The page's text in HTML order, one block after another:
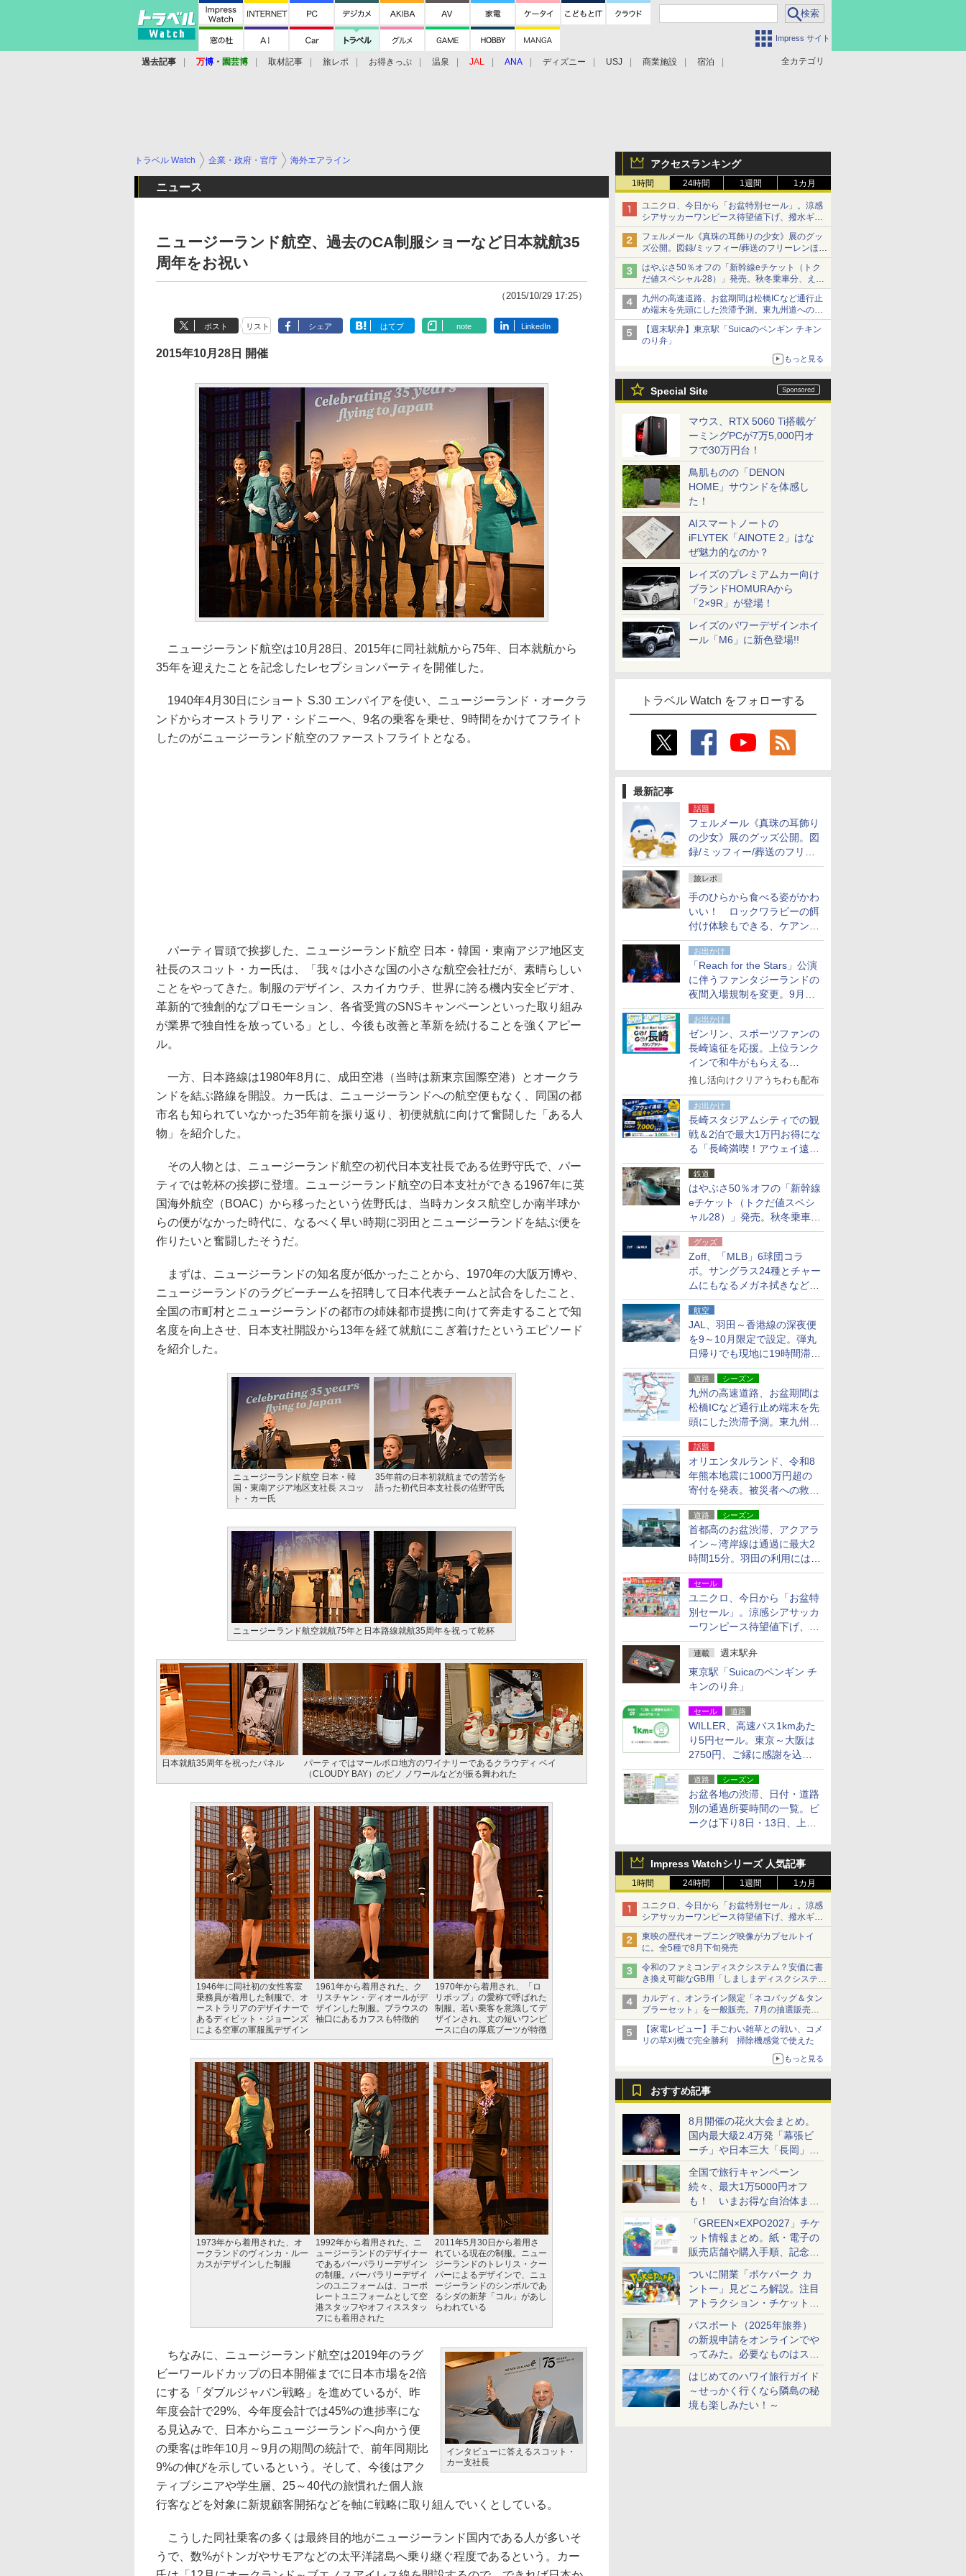
Impress サイト
全カテゴリ
過去記事 万博 ・ 園芸博 取材記事 旅レポ お得きっぷ 温泉 JAL ANA ディズニー USJ 商業施設 宿泊
アクセスランキング
1時間 24時間 1週間 1カ月
ユニクロ、今日から「お盆特別セール」。涼感
シアサッカーワンピース待望値下げ、撥水ギア
ショーツは1990円に
フェルメール《真珠の耳飾りの少女》展のグッ
ズ公開。図録/ミッフィー/葬送のフリーレンほ
か、注目ブランドコラボが実現
はやぶさ50％オフの「新幹線eチケット（トク
だ値スペシャル28）」発売。秋冬乗車分、えき
ねっと限定
九州の高速道路、お盆期間は松橋ICなど通行止
め端末を先頭にした渋滞予測。東九州道への迂
回は料金調整を実施
【週末駅弁】東京駅「Suicaのペンギン チキン
のり弁」
もっと見る
Special Site
マウス、RTX 5060 Ti搭載ゲ
ーミングPCが7万5,000円オ
フで30万円台！
鳥肌ものの「DENON
HOME」サウンドを体感し
た！
AIスマートノートの
iFLYTEK「AINOTE 2」はな
ぜ魅力的なのか？
レイズのプレミアムカー向け
ブランドHOMURAから
「2×9R」が登場！
レイズのパワーデザインホイ
ール「M6」に新色登場!!
トラベル Watch をフォローする
最新記事
話題
フェルメール《真珠の耳飾り
の少女》展のグッズ公開。図
録/ミッフィー/葬送のフリー
レンほか、注目ブランドコラ
ボが実現
旅レポ
手のひらから食べる姿がかわ
いい！ ロックワラビーの餌
付け体験もできる、ケアンズ
でアサートン高原の日本語ガ
イド付きツアーに参加してみ
た
お出かけ
「Reach for the Stars」公演
に伴うファンタジーランドの
夜間入場規制を変更。9月か
ら18時50分～20時ごろに
お出かけ
ゼンリン、スポーツファンの
長崎遠征を応援。上位ランク
インで和牛がもらえる
「GO！GO！長崎スタンプラ
推し活向けクリアうちわも配布
お出かけ
長崎スタジアムシティでの観
戦＆2泊で最大1万円お得にな
る「長崎満喫！アウェイ遠征
応援キャンペーン」
鉄道
はやぶさ50％オフの「新幹線
eチケット（トクだ値スペシ
ャル28）」発売。秋冬乗車
分、えきねっと限定
グッズ
Zoff、「MLB」6球団コラ
ボ。サングラス24種とチャー
ムにもなるメガネ拭きなど雑
貨24種
航空
JAL、羽田～香港線の深夜便
を9～10月限定で設定。弾丸
日帰りでも現地に19時間滞在
できる
道路 シーズン
九州の高速道路、お盆期間は
松橋ICなど通行止め端末を先
頭にした渋滞予測。東九州道
への迂回は料金調整を実施
話題
オリエンタルランド、令和8
年熊本地震に1000万円超の
寄付を発表。被災者への救援
活動・復旧支援
道路 シーズン
首都高のお盆渋滞、アクアラ
イン～湾岸線は通過に最大2
時間15分。羽田の利用には
「空港西出口」の利用検討を
セール
ユニクロ、今日から「お盆特
別セール」。涼感シアサッカ
ーワンピース待望値下げ、撥
水ギアショーツは1990円に
連載 週末駅弁
東京駅「Suicaのペンギン チ
キンのり弁」
セール 道路
WILLER、高速バス1kmあた
り5円セール。東京～大阪は
2750円、ご縁に感謝を込め
た20周年記念キャンペーン
道路 シーズン
お盆各地の渋滞、日付・道路
別の通過所要時間の一覧。ピ
ークは下り8日・13日、上り
Impress Watchシリーズ 人気記事
1時間 24時間 1週間 1カ月
ユニクロ、今日から「お盆特別セール」。涼感
シアサッカーワンピース待望値下げ、撥水ギア
ショーツは1990円に
東映の歴代オープニング映像がカプセルトイ
に。全5種で8月下旬発売
令和のファミコンディスクシステム？安価に書
き換え可能なGB用「しましまディスクシステ
ム」
カルディ、オンライン限定「ネコバッグ＆タン
ブラーセット」を一般販売。7月の抽選販売の
当選無効分
【家電レビュー】手ごわい雑草との戦い、コメ
リの草刈機で完全勝利 掃除機感覚で使えた
もっと見る
おすすめ記事
8月開催の花火大会まとめ。
国内最大級2.4万発「幕張ビ
ーチ」や日本三大「長岡」な
ど大型イベント目白押し！
全国で旅行キャンペーン
続々、最大1万5000円オフ
も！ いまお得な自治体まと
め
「GREEN×EXPO2027」チケ
ット情報まとめ。紙・電子の
販売店舗や購入手順、記念チ
ケットも解説
ついに開業「ポケパーク カ
ントー」見どころ解説。注目
アトラクション・チケット手
配・来場前に必要な準備は？
パスポート（2025年旅券）
の新規申請をオンラインでや
ってみた。必要なものはスマ
ホとマイナカードのみ
はじめてのハワイ旅行ガイド
～せっかく行くなら隣島の秘
境も楽しみたい！～
トラベル Watch 企業・政府・官庁 海外エアライン
ニュース
ニュージーランド航空、過去のCA制服ショーなど日本就航35
周年をお祝い
（2015/10/29 17:25）
ポスト リスト シェア はてブ note LinkedIn
2015年10月28日 開催
ニュージーランド航空は10月28日、2015年に同社就航から75年、日本就航から
35年を迎えたことを記念したレセプションパーティを開催した。
1940年4月30日にショート S.30 エンパイアを使い、ニュージーランド・オークラ
ンドからオーストラリア・シドニーへ、9名の乗客を乗せ、9時間をかけてフライト
したのがニュージーランド航空のファーストフライトとなる。
パーティ冒頭で挨拶した、ニュージーランド航空 日本・韓国・東南アジア地区支
社長のスコット・カー氏は、「我々は小さな国の小さな航空会社だが、素晴らしい
ことをやってきた。制服のデザイン、スカイカウチ、世界に誇る機内安全ビデオ、
革新的で独創的なプロモーション、各省受賞のSNSキャンペーンといった取り組み
が業界で独自性を放っている」とし、今後も改善と革新を続けることを強くアピー
ル。
一方、日本路線は1980年8月に、成田空港（当時は新東京国際空港）とオークラ
ンドを結ぶ路線を開設。カー氏は、ニュージーランドへの航空便もなく、同国の都
市名も知られていなかった35年前を振り返り、初便就航に向けて奮闘した「ある人
物」を紹介した。
その人物とは、ニュージーランド航空の初代日本支社長である佐野守氏で、パー
ティでは乾杯の挨拶に登壇。ニュージーランド航空の日本支社ができる1967年に英
国海外航空（BOAC）から移ったという佐野氏は、当時カンタス航空しか南半球か
らの便がなかった時代に、なるべく早い時期に羽田とニュージーランドを結ぶ便を
作りたいと奮闘したそうだ。
まずは、ニュージーランドの知名度が低かったことから、1970年の大阪万博や、
ニュージーランドのラグビーチームを招聘して日本代表チームと試合をしたこと、
全国の市町村とニュージーランドの都市の姉妹都市提携に向けて奔走することで知
名度を向上させ、日本支社開設から13年を経て就航にこぎ着けたというエピソード
を紹介した。
ニュージーランド航空 日本・韓
国・東南アジア地区支社長 スコッ
ト・カー氏
35年前の日本初就航までの苦労を
語った初代日本支社長の佐野守氏
ニュージーランド航空就航75年と日本路線就航35周年を祝って乾杯
日本就航35周年を祝ったパネル
パーティではマールボロ地方のワイナリーであるクラウディ ベイ
（CLOUDY BAY）のピノ ノワールなどが振る舞われた
1946年に同社初の女性客室
乗務員が着用した制服で、オ
ーストラリアのデザイナーで
あるディビット・ジョーンズ
による空軍の軍服風デザイン
1961年から着用された、ク
リスチャン・ディオールがデ
ザインした制服。ブラウスの
袖口にあるカフスも特徴的
1970年から着用され、「ロ
リポップ」の愛称で呼ばれた
制服。若い乗客を意識してデ
ザインされ、丈の短いワンピ
ースに白の厚底ブーツが特徴
1973年から着用された、オ
ークランドのヴィンカ・ルー
カスがデザインした制服
1992年から着用された、ニ
ュージーランドのデザイナー
であるバーバラリーデザイン
の制服。バーバラリーデザイ
ンのユニフォームは、コーポ
レートユニフォームとして空
港スタッフやオフィススタッ
フにも着用された
2011年5月30日から着用さ
れている現在の制服。ニュー
ジーランドのトレリス・クー
パーによるデザインで、ニュ
ージーランドのシンボルであ
るシダの新芽「コル」があし
らわれている
インタビューに答えるスコット・
カー支社長
ちなみに、ニュージーランド航空は2019年のラグ
ビーワールドカップの日本開催までに日本市場を2倍
にする「ダブルジャパン戦略」を進めているが、昨
年度会計で29%、今年度会計では45%の進捗率にな
る見込みで、日本からニュージーランドへ向かう便
の乗客は昨年10月～9月の期間の統計で、前年同期比
9%の伸びを示しているという。そして、今後はアク
ティブシニアや学生層、25～40代の旅慣れた個人旅
行客などを対象に新規顧客開拓などを軸に戦略に取り組んでいくとしている。
こうした同社乗客の多くは最終目的地がニュージーランド国内である人が多いそ
うで、数%がトンガやサモアなどの太平洋諸島へ乗り継ぐ程度であるという。カー